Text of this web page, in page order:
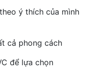
ý thích của mình
cả phong cách
để lựa chọn